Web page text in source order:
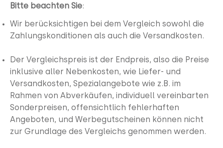
Bitte beachten Sie:
Wir berücksichtigen bei dem Vergleich sowohl die
Zahlungskonditionen als auch die Versandkosten.
Der Vergleichspreis ist der Endpreis, also die Preise
inklusive aller Nebenkosten, wie Liefer- und
Versandkosten, Spezialangebote wie z.B. im
Rahmen von Abverkäufen, individuell vereinbarten
Sonderpreisen, offensichtlich fehlerhaften
Angeboten, und Werbegutscheinen können nicht
zur Grundlage des Vergleichs genommen werden.